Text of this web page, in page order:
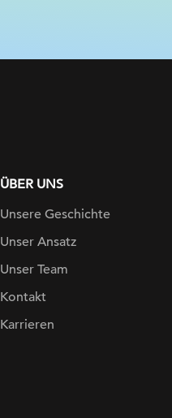
ÜBER UNS
Unsere Geschichte
Unser Ansatz
Unser Team
Kontakt
Karrieren